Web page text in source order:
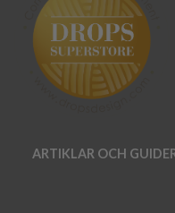
ARTIKLAR OCH